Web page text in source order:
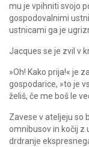
mu je vpihniti svojo
gospodovalnimi
ustnicami ga je
Jacques se je zvil v
»Oh! Kako prija!« je
gospodarice, »to je
želiš, če me boš le
Zavese v ateljeju so
omnibusov in kočij z
drdranje